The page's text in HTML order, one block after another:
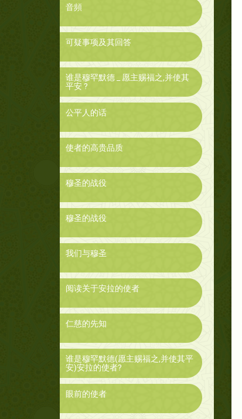
音頻
可疑事项及其回答
谁是穆罕默德 _ 愿主赐福之,并使其
平安 ?
公平人的话
使者的高贵品质
穆圣的战役
穆圣的战役
我们与穆圣
阅读关于安拉的使者
仁慈的先知
谁是穆罕默德(愿主赐福之,并使其平
安)安拉的使者?
眼前的使者